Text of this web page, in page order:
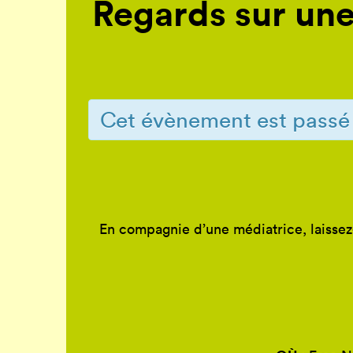
Regards sur
Cet évènement est passé
En compagnie d’une médiatrice,